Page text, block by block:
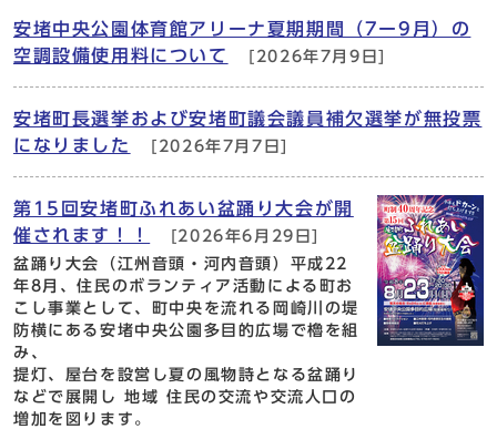
安堵中央公園体育館アリーナ夏期期間（7ー9月）の
空調設備使用料について
[2026年7月9日]
安堵町長選挙および安堵町議会議員補欠選挙が無投票
になりました
[2026年7月7日]
第15回安堵町ふれあい盆踊り大会が開
催されます！！
[2026年6月29日]
盆踊り大会（江州音頭・河内音頭）平成22
年8月、住民のボランティア活動による町お
こし事業として、町中央を流れる岡崎川の堤
防横にある安堵中央公園多目的広場で櫓を組
み、
提灯、屋台を設営し夏の風物詩となる盆踊り
などで展開し 地域 住民の交流や交流人口の
増加を図ります。